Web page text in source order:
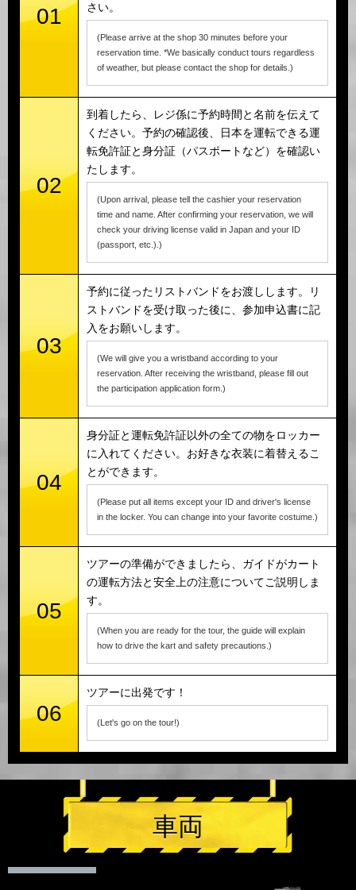
01
さい。
(Please arrive at the shop 30 minutes before your
reservation time. *We basically conduct tours regardless
of weather, but please contact the shop for details.)
02
到着したら、レジ係に予約時間と名前を伝えて
ください。予約の確認後、日本を運転できる運
転免許証と身分証（パスポートなど）を確認い
たします。
(Upon arrival, please tell the cashier your reservation
time and name. After confirming your reservation, we will
check your driving license valid in Japan and your ID
(passport, etc.).)
03
予約に従ったリストバンドをお渡しします。リ
ストバンドを受け取った後に、参加申込書に記
入をお願いします。
(We will give you a wristband according to your
reservation. After receiving the wristband, please fill out
the participation application form.)
04
身分証と運転免許証以外の全ての物をロッカー
に入れてください。お好きな衣装に着替えるこ
とができます。
(Please put all items except your ID and driver's license
in the locker. You can change into your favorite costume.)
05
ツアーの準備ができましたら、ガイドがカート
の運転方法と安全上の注意についてご説明しま
す。
(When you are ready for the tour, the guide will explain
how to drive the kart and safety precautions.)
06
ツアーに出発です！
(Let's go on the tour!)
車両